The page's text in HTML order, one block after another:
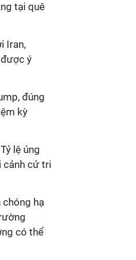
tại quê
Iran,
ý
đúng
kỳ
lệ ủng
cảnh cử tri
chóng hạ
có thể